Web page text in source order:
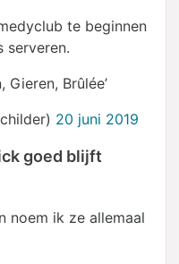
te beginnen
serveren.
Gieren, Brûlée’
20 juni 2019
goed blijft
noem ik ze allemaal